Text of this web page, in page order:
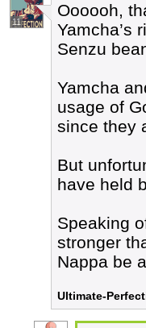
11
Oooooh,
Yamcha’s
Senzu
Yamcha
usage of
since they
But
have held
Speaking
stronger
Nappa be
Ultimate-